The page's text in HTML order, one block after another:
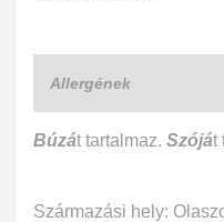
Allergének
Búzát tartalmaz. Szóját
Származási hely: